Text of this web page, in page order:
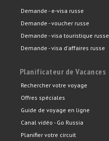
Demande - e-visa russe
Demande - voucher russe
Demande - visa touristique russe
Demande - visa d'affaires russe
Planificateur de Vacances
Rechercher votre voyage
Offres spéciales
Guide de voyage en ligne
Canal vidéo - Go Russia
Planifier votre circuit